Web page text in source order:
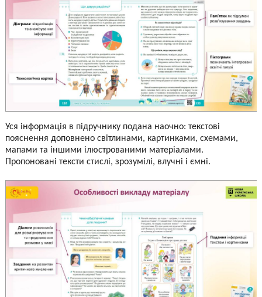
Уся інформація в підручнику подана наочно: текстові
пояснення доповнено світлинами, картинками, схемами,
мапами та іншими ілюстрованими матеріалами.
Пропоновані тексти стислі, зрозумілі, влучні і ємні.